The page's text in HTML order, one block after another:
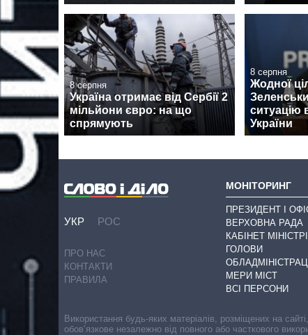
8 серпня
Україна отримає від Сербії 2
мільйони євро: на що
спрямують
8 серпня
Жодної
ситуацію
України
УКР РОС
ПРО НАС
КОНТАКТИ
ПРАВИЛА
МОНІТОРИНГ
ПРЕЗИДЕНТ І
ВЕРХОВНА РАДА
КАБІНЕТ
ГОЛОВИ
МЕРИ МІСТ
ВСІ ПЕРСОНИ
Використання будь-яких матеріалів, розміщених на
обов’язкове незалежно від повного або часткового